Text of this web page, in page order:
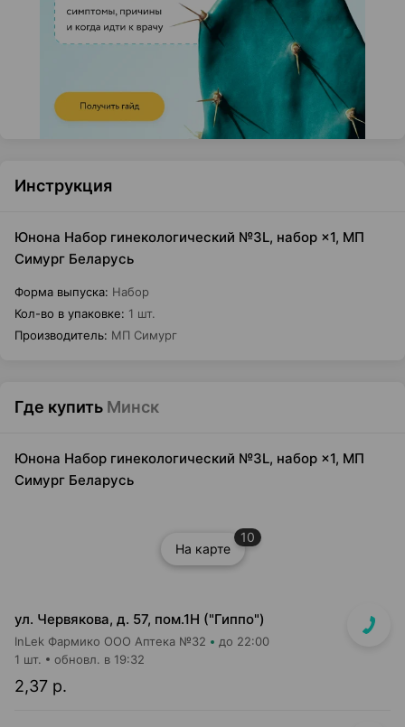
Инструкция
Юнона Набор гинекологический №3L, набор ×1, МП
Симург Беларусь
Форма выпуска: Набор
Кол-во в упаковке: 1 шт.
Производитель: МП Симург
Где купить Минск
Юнона Набор гинекологический №3L, набор ×1, МП
Симург Беларусь
На карте
10
ул. Червякова, д. 57, пом.1Н ("Гиппо")
InLek Фармико ООО Аптека №32 до 22:00
2,37 р.
1 шт. обновл. в 19:32